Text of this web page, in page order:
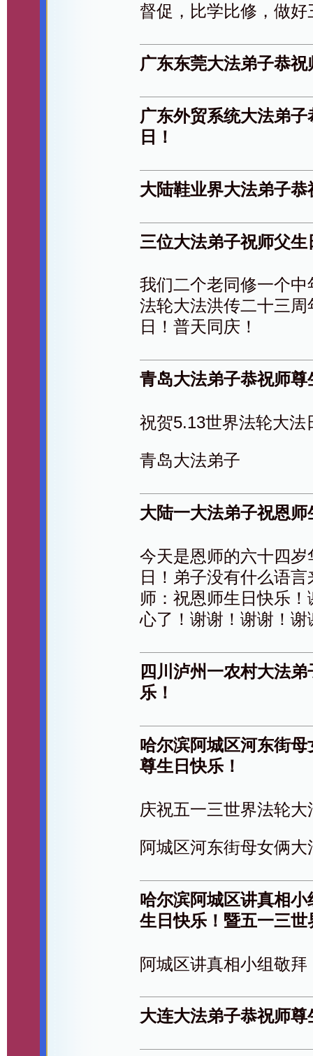
督促，比学比修，做
广东东莞大法弟子恭
广东外贸系统大法弟
日！
大陆鞋业界大法弟子
三位大法弟子祝师父
我们二个老同修一个
法轮大法洪传二十三
日！普天同庆！
青岛大法弟子恭祝师尊
祝贺5.13世界法轮大法
青岛大法弟子
大陆一大法弟子祝恩师
今天是恩师的六十四
日！弟子没有什么语
师：祝恩师生日快乐
心了！谢谢！谢谢！谢
四川泸州一农村大法
乐！
哈尔滨阿城区河东街
尊生日快乐！
庆祝五一三世界法轮大
阿城区河东街母女俩大
哈尔滨阿城区讲真相
生日快乐！暨五一三
阿城区讲真相小组敬拜
大连大法弟子恭祝师尊